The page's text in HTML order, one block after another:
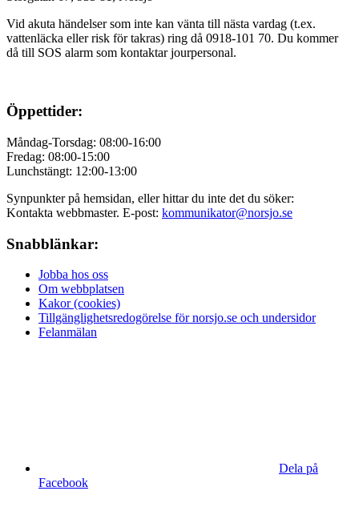
Vid akuta händelser som inte kan vänta till nästa vardag (t.ex.
vattenläcka ellerrisk för takras) ring då 0918-101 70. Du kommer
då till SOS alarm som kontaktar jourpersonal.
Öppettider:
Måndag-Torsdag: 08:00-16:00
Fredag: 08:00-15:00
Lunchstängt: 12:00-13:00
Synpunkter på hemsidan, eller hittar du inte det du söker:
Kontakta webbmaster. E-post: kommunikator@norsjo.se
Snabblänkar:
Jobba hos oss
Om webbplatsen
Kakor (cookies)
Tillgänglighetsredogörelse för norsjo.se och undersidor
Felanmälan
Dela på
Facebook